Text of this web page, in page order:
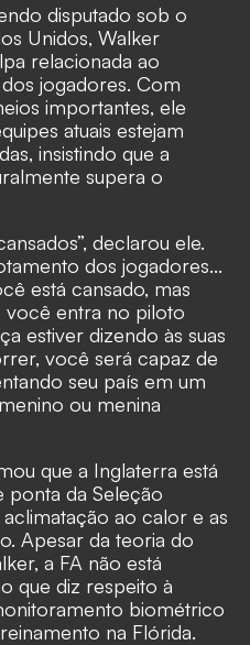
disputado sob o
Unidos, Walker
relacionada ao
jogadores. Com
importantes, ele
atuais estejam
insistindo que a
supera o
declarou ele.
dos jogadores...
está cansado, mas
você entra no piloto
estiver dizendo às suas
você será capaz de
seu país em um
ou menina
que a Inglaterra está
da Seleção
ao calor e as
Apesar da teoria do
a FA não está
que diz respeito à
biométrico
na Flórida.